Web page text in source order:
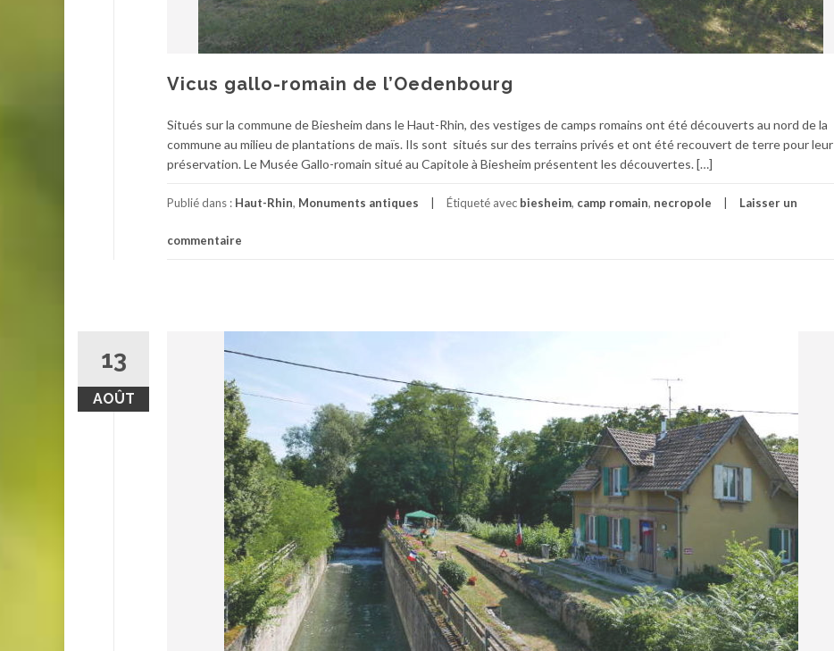
Vicus gallo-romain de l’Oedenbourg
Situés sur la commune de Biesheim dans le Haut-Rhin, des vestiges de camps romains ont été découverts au nord de la
commune au milieu de plantations de maïs. Ils sont situés sur des terrains privés et ont été recouvert de terre pour leur
préservation. Le Musée Gallo-romain situé au Capitole à Biesheim présentent les découvertes. […]
Publié dans : Haut-Rhin, Monuments antiques Étiqueté avec biesheim, camp romain, necropole Laisser un
commentaire
13
AOÛT